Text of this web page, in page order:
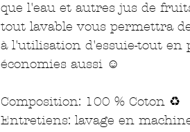
que l'eau et autres jus de
tout lavable vous permettra
à l'utilisation d'essuie-tout en
économies aussi ☺️
Composition: 100 % Coton ♻️
Entretiens: lavage en